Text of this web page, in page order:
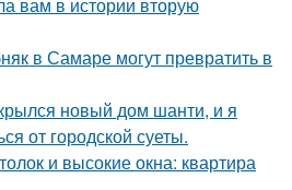
в Самаре могут превратить в
новый дом шанти, и я
от городской суеты.
и высокие окна: квартира